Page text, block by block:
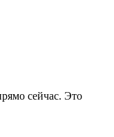
сейчас. Это